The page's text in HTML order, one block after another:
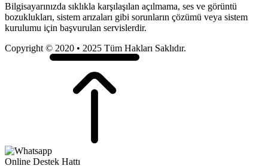
Bilgisayarınızda sıklıkla karşılaşılan açılmama, ses ve görüntü
bozuklukları, sistem arızaları gibi sorunların çözümü veya sistem
kurulumu için başvurulan servislerdir.
Copyright © 2020 • 2025 Tüm Hakları Saklıdır.
Online Destek Hattı